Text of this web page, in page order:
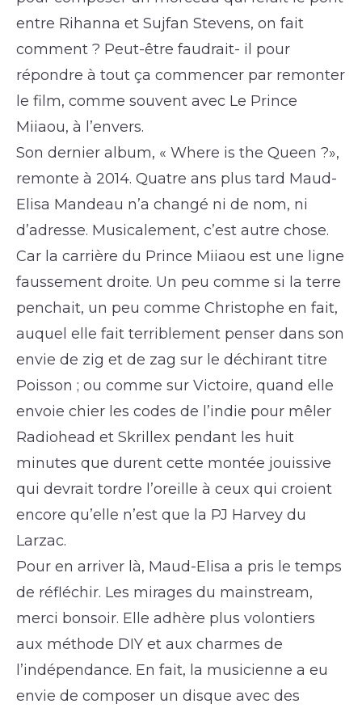
entre Rihanna et Sujfan Stevens, on fait
comment ? Peut-être faudrait- il pour
répondre à tout ça commencer par remonter
le film, comme souvent avec Le Prince
Miiaou, à l’envers.
Son dernier album, « Where is the Queen ?»,
remonte à 2014. Quatre ans plus tard Maud-
Elisa Mandeau n’a changé ni de nom, ni
d’adresse. Musicalement, c’est autre chose.
Car la carrière du Prince Miiaou est une ligne
faussement droite. Un peu comme si la terre
penchait, un peu comme Christophe en fait,
auquel elle fait terriblement penser dans son
envie de zig et de zag sur le déchirant titre
Poisson ; ou comme sur Victoire, quand elle
envoie chier les codes de l’indie pour mêler
Radiohead et Skrillex pendant les huit
minutes que durent cette montée jouissive
qui devrait tordre l’oreille à ceux qui croient
encore qu’elle n’est que la PJ Harvey du
Larzac.
Pour en arriver là, Maud-Elisa a pris le temps
de réfléchir. Les mirages du mainstream,
merci bonsoir. Elle adhère plus volontiers
aux méthode DIY et aux charmes de
l’indépendance. En fait, la musicienne a eu
envie de composer un disque avec des